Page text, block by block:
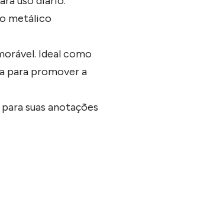
metálico
Ideal como
para promover a
suas anotações